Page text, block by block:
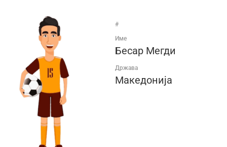
#
Име
Бесар Мегди
Држава
Македонија